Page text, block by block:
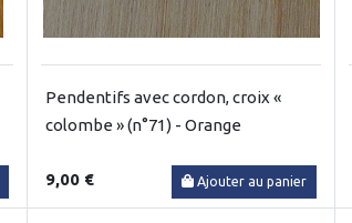
Pendentifs avec cordon, croix «
colombe » (n°71) - Orange
9,00 € Ajouter au panier